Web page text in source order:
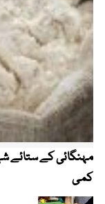
مہنگائی کے ستائے
کمی